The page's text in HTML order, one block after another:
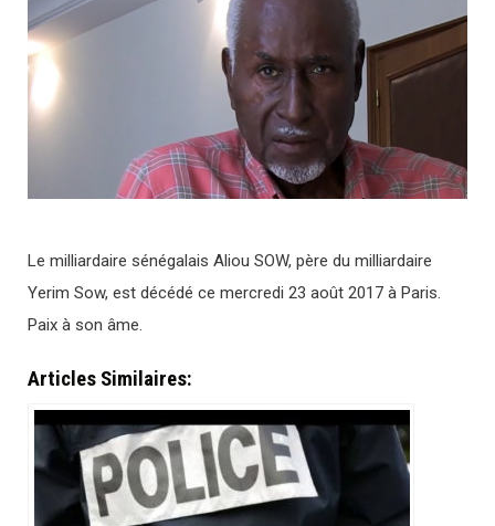
Le milliardaire sénégalais Aliou SOW, père du milliardaire
Yerim Sow, est décédé ce mercredi 23 août 2017 à Paris.
Paix à son âme.
Articles Similaires: